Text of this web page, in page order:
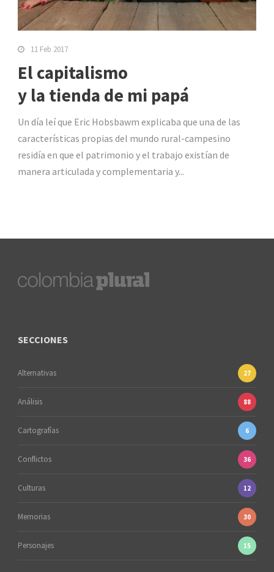
11 Feb 2017
El capitalismo
y la tienda de mi papá
Un día leí que Eric Hobsbawm explicaba que una de las
características propias del mundo rural-campesino
residía en que el patrimonio y el trabajo existían de
manera articulada y complementaria y...
SECCIONES
Alternativas 27
Análisis 88
Cartografías 6
Conflictos 36
Culturas 12
Memorias 30
Personajes 15